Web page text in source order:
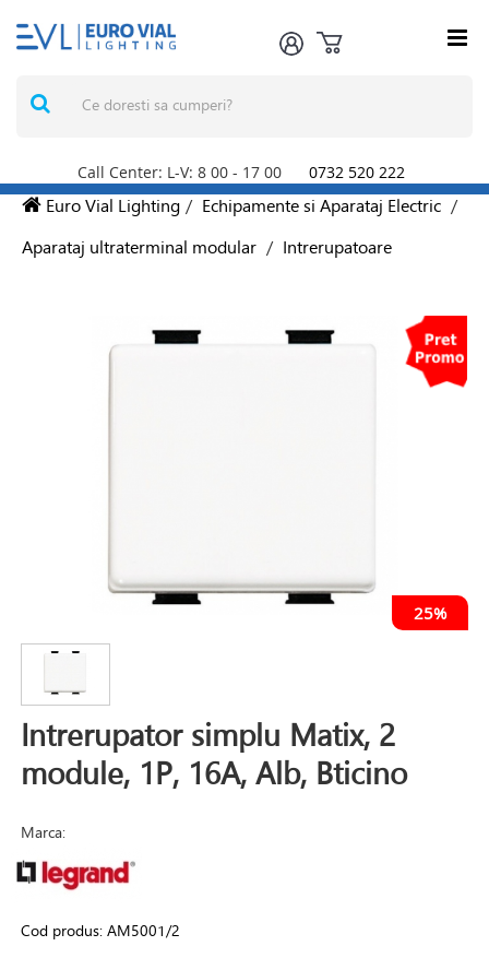
Call Center: L-V: 8 00 - 17 00 0732 520 222
Euro Vial Lighting / Echipamente si Aparataj Electric /
Aparataj ultraterminal modular / Intrerupatoare
25%
Intrerupator simplu Matix, 2
module, 1P, 16A, Alb, Bticino
Marca:
Cod produs:AM5001/2